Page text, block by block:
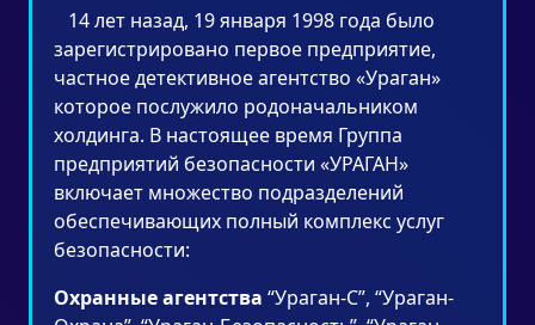
14 лет назад, 19 января 1998 года было
зарегистрировано первое предприятие,
частное детективное агентство «Ураган»
которое послужило родоначальником
холдинга. В настоящее время Группа
предприятий безопасности «УРАГАН»
включает множество подразделений
обеспечивающих полный комплекс услуг
безопасности:
Охранные агентства “Ураган-С”, “Ураган-